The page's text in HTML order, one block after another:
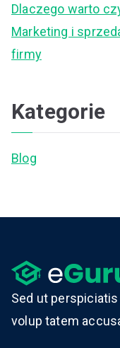
Dlaczego warto
Marketing i
firmy
Kategorie
Blog
Sed ut
volup tatem